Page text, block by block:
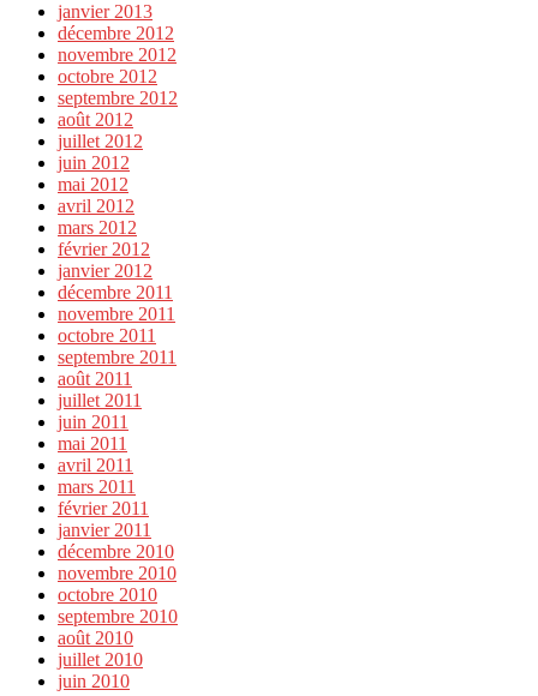
janvier 2013
décembre 2012
novembre 2012
octobre 2012
septembre 2012
août 2012
juillet 2012
juin 2012
mai 2012
avril 2012
mars 2012
février 2012
janvier 2012
décembre 2011
novembre 2011
octobre 2011
septembre 2011
août 2011
juillet 2011
juin 2011
mai 2011
avril 2011
mars 2011
février 2011
janvier 2011
décembre 2010
novembre 2010
octobre 2010
septembre 2010
août 2010
juillet 2010
juin 2010